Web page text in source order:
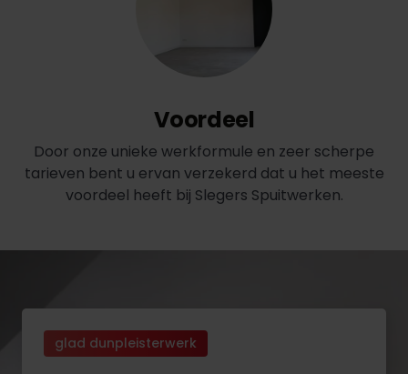
Voordeel
Door onze unieke werkformule en zeer scherpe
tarieven bent u ervan verzekerd dat u het meeste
voordeel heeft bij Slegers Spuitwerken.
glad dunpleisterwerk